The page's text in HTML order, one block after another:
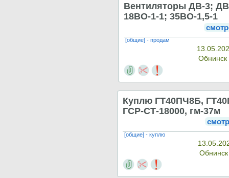
Вентиляторы ДВ-3;
18ВО-1-1; 35ВО-1,5-1
[общие] - продам
Обнинск
Куплю ГТ40ПЧ8Б,
ГСР-СТ-18000, гм-37м
[общие] - куплю